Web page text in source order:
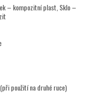
– kompozitní plast, Sklo –
použití na druhé ruce)